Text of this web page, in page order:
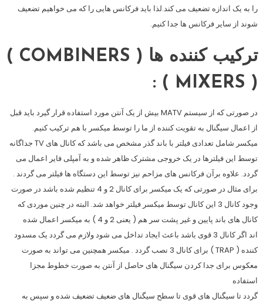
را به یک اندازه تضعیف می کند.لذا باید فرکانس هایی را که می خواهیم تضعیف
شوند از سایر فرکانس ها جدا کنیم.
ترکیب کننده ها ( COMBINERS )
( MIXERS ) :
در صورتی که از سیستم MATV بیش از یک آنتن مورد استفاده قرار گیرد باید قبل
از اعمال سیگنال به تقویت کننده از ما را توسط میکسر با هم ترکیب کنیم.
میکسر شامل تعدادی فیلتر با باند گذر مشخص می باشد که کانال های TV جداگانه
توسط این فیلترها در یک خروجی مشترک ظاهر شده و به آمپلی فایر اعمال می
گردد. علاوه برآن فرکانس های مزاحم نیز توسط این دستگاه ها فیلتر می گردند .
برای مثال در صورتی که یک میکسر برای کانال 2 و 4 تنظیم شده باشد در صورت
وجود کانال 3 این کانال توسط میکسر فیلتر خواهد شد. البته در چنین موردی که
کانال های باند پایین و غیر پشت سر هم ( یعنی 2 و 4 ) به میکسر اعمال شده
اند اگر کانال 3 قوی باشد باعث ایجاد تداخل می شود ولازم می گردد یک مسدود
کننده ( TRAP ) برای کانال 3 نصب گردد . میکسر همچنین می تواند به صورت
معکوس برای جدا کردن سیگنال های حاصل از آنتن به صورت خطوط مجزا
استفاده
گردد تا سیگنال های قوی تا سطح سیگنال های ضعیف تضعیف شده و سپس به